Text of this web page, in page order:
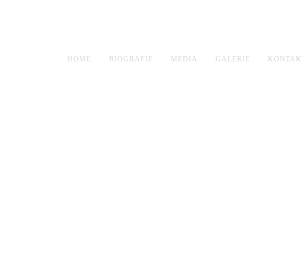
HOME BIOGRAFIE MEDIA GALERIE